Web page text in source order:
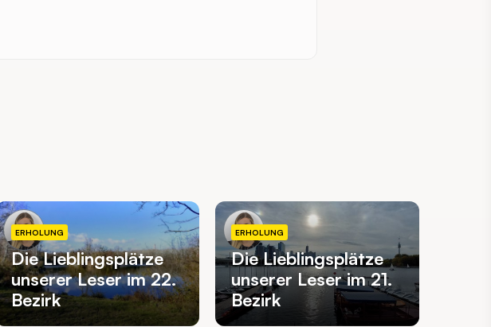
ERHOLUNG
Die Lieblingsplätze
unserer Leser im 22.
Bezirk
ERHOLUNG
Die Lieblingsplätze
unserer Leser im 21.
Bezirk